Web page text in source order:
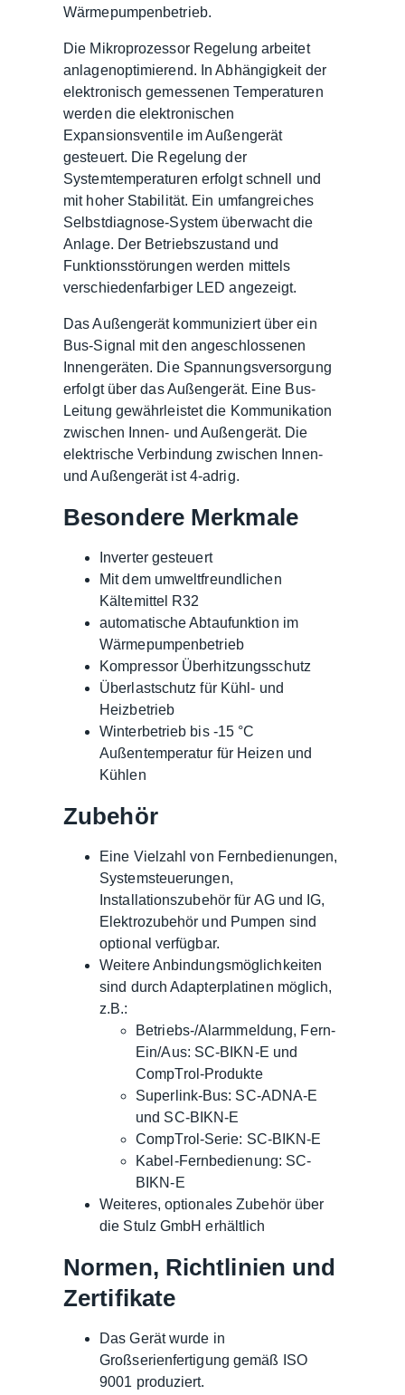
Wärmepumpenbetrieb.
Die Mikroprozessor Regelung arbeitet
anlagenoptimierend. In Abhängigkeit der
elektronisch gemessenen Temperaturen
werden die elektronischen
Expansionsventile im Außengerät
gesteuert. Die Regelung der
Systemtemperaturen erfolgt schnell und
mit hoher Stabilität. Ein umfangreiches
Selbstdiagnose-System überwacht die
Anlage. Der Betriebszustand und
Funktionsstörungen werden mittels
verschiedenfarbiger LED angezeigt.
Das Außengerät kommuniziert über ein
Bus-Signal mit den angeschlossenen
Innengeräten. Die Spannungsversorgung
erfolgt über das Außengerät. Eine Bus-
Leitung gewährleistet die Kommunikation
zwischen Innen- und Außengerät. Die
elektrische Verbindung zwischen Innen-
und Außengerät ist 4-adrig.
Besondere Merkmale
Inverter gesteuert
Mit dem umweltfreundlichen
Kältemittel R32
automatische Abtaufunktion im
Wärmepumpenbetrieb
Kompressor Überhitzungsschutz
Überlastschutz für Kühl- und
Heizbetrieb
Winterbetrieb bis -15 °C
Außentemperatur für Heizen und
Kühlen
Zubehör
Eine Vielzahl von Fernbedienungen,
Systemsteuerungen,
Installationszubehör für AG und IG,
Elektrozubehör und Pumpen sind
optional verfügbar.
Weitere Anbindungsmöglichkeiten
sind durch Adapterplatinen möglich,
z.B.:
Betriebs-/Alarmmeldung, Fern-
Ein/Aus: SC-BIKN-E und
CompTrol-Produkte
Superlink-Bus: SC-ADNA-E
und SC-BIKN-E
CompTrol-Serie: SC-BIKN-E
Kabel-Fernbedienung: SC-
BIKN-E
Weiteres, optionales Zubehör über
die Stulz GmbH erhältlich
Normen, Richtlinien und
Zertifikate
Das Gerät wurde in
Großserienfertigung gemäß ISO
9001 produziert.